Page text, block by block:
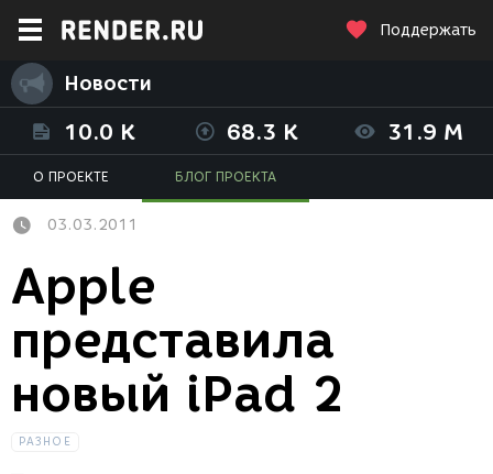
Поддержать
Новости
10.0 K 68.3 K 31.9 M
О ПРОЕКТЕ БЛОГ ПРОЕКТА
03.03.2011
Apple
представила
новый iPad 2
РАЗНОЕ